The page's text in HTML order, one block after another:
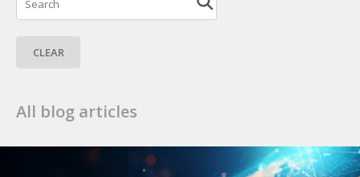
CLEAR
All blog articles